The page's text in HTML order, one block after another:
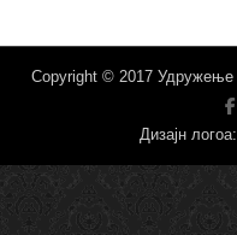
Copyright © 2017 Удружење
Дизајн